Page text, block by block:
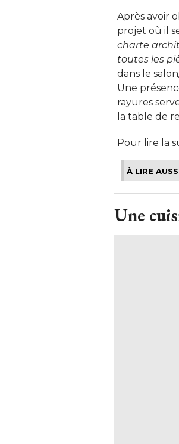
Après avoir
projet où il
charte
toutes les
dans le
Une
rayures
la table de
Pour lire la
À LIRE
Une